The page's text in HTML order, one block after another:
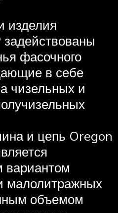
изделия
задействованы
фасочного
в себе
чизельных и
и цепь Oregon
малолитражных
объемом